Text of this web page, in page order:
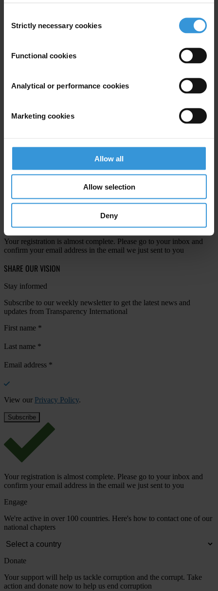
Selection
Strictly necessary cookies
Functional cookies
Analytical or performance cookies
Marketing cookies
Allow all
Allow selection
Deny
First name*
Email address*
Your registration is almost complete. Please go to your inbox and
confirm your email address in the email we just sent to you
SHARE OUR VISION
Stay informed
Subscribe to our weekly newsletter to get the latest news and
updates from Transparency International
First name *
Last name *
Email address *
View our Privacy Policy.
Your registration is almost complete. Please go to your inbox and
confirm your email address in the email we just sent to you
Engage
We're active in over 100 countries. Here's how to contact one of our
national chapters
Donate
Your support will help us tackle corruption and the corrupt. Take
action and donate now to help us end corruption